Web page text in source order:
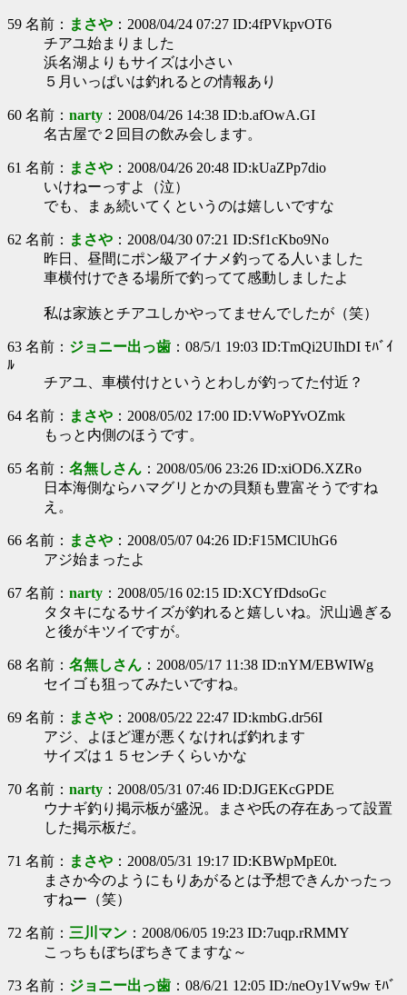
59 名前： まさや ：2008/04/24 07:27 ID:4fPVkpvOT6
チアユ始まりました
浜名湖よりもサイズは小さい
５月いっぱいは釣れるとの情報あり
60 名前： narty ：2008/04/26 14:38 ID:b.afOwA.GI
名古屋で２回目の飲み会します。
61 名前： まさや ：2008/04/26 20:48 ID:kUaZPp7dio
いけねーっすよ（泣）
でも、まぁ続いてくというのは嬉しいですな
62 名前： まさや ：2008/04/30 07:21 ID:Sf1cKbo9No
昨日、昼間にポン級アイナメ釣ってる人いました
車横付けできる場所で釣ってて感動しましたよ
私は家族とチアユしかやってませんでしたが（笑）
63 名前： ジョニー出っ歯 ：08/5/1 19:03 ID:TmQi2UIhDI ﾓﾊﾞｲ
ﾙ
チアユ、車横付けというとわしが釣ってた付近？
64 名前： まさや ：2008/05/02 17:00 ID:VWoPYvOZmk
もっと内側のほうです。
65 名前： 名無しさん ：2008/05/06 23:26 ID:xiOD6.XZRo
日本海側ならハマグリとかの貝類も豊富そうですね
え。
66 名前： まさや ：2008/05/07 04:26 ID:F15MClUhG6
アジ始まったよ
67 名前： narty ：2008/05/16 02:15 ID:XCYfDdsoGc
タタキになるサイズが釣れると嬉しいね。沢山過ぎる
と後がキツイですが。
68 名前： 名無しさん ：2008/05/17 11:38 ID:nYM/EBWIWg
セイゴも狙ってみたいですね。
69 名前： まさや ：2008/05/22 22:47 ID:kmbG.dr56I
アジ、よほど運が悪くなければ釣れます
サイズは１５センチくらいかな
70 名前： narty ：2008/05/31 07:46 ID:DJGEKcGPDE
ウナギ釣り掲示板が盛況。まさや氏の存在あって設置
した掲示板だ。
71 名前： まさや ：2008/05/31 19:17 ID:KBWpMpE0t.
まさか今のようにもりあがるとは予想できんかったっ
すねー（笑）
72 名前： 三川マン ：2008/06/05 19:23 ID:7uqp.rRMMY
こっちもぼちぼちきてますな～
73 名前： ジョニー出っ歯 ：08/6/21 12:05 ID:/neOy1Vw9w ﾓﾊﾞ